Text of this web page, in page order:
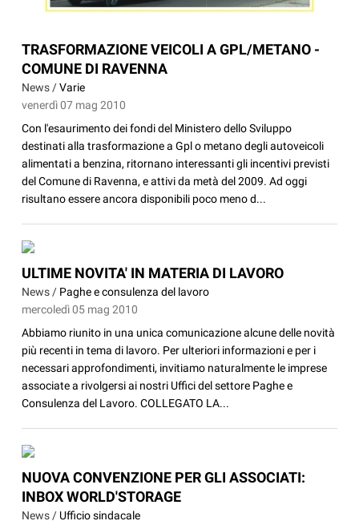
TRASFORMAZIONE VEICOLI A GPL/METANO -
COMUNE DI RAVENNA
News /Varie
venerdì 07 mag 2010
Con l'esaurimento dei fondi del Ministero dello Sviluppo
destinati alla trasformazione a Gpl o metano degli autoveicoli
alimentati a benzina, ritornano interessanti gli incentivi previsti
del Comune di Ravenna, e attivi da metà del 2009. Ad oggi
risultano essere ancora disponibili poco meno d...
ULTIME NOVITA' IN MATERIA DI LAVORO
News / Paghe e consulenza del lavoro
mercoledì 05 mag 2010
Abbiamo riunito in una unica comunicazione alcune delle novità
più recenti in tema di lavoro. Per ulteriori informazioni e per i
necessari approfondimenti, invitiamo naturalmente le imprese
associate a rivolgersi ai nostri Uffici del settore Paghe e
Consulenza del Lavoro. COLLEGATO LA...
NUOVA CONVENZIONE PER GLI ASSOCIATI:
INBOX WORLD'STORAGE
News / Ufficio sindacale